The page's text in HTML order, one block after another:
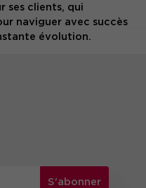
ses clients, qui
naviguer avec succès
évolution.
S'abonner